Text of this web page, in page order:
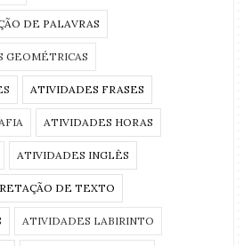
DE PALAVRAS
GEOMÉTRICAS
ATIVIDADES FRASES
ATIVIDADES HORAS
ATIVIDADES INGLÊS
DE TEXTO
ATIVIDADES LABIRINTO